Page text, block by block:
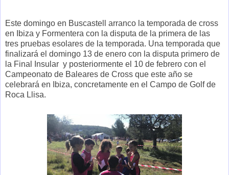
Este domingo en Buscastell arranco la temporada de cross
en Ibiza y Formentera con la disputa de la primera de las
tres pruebas esolares de la temporada. Una temporada que
finalizará el domingo 13 de enero con la disputa primero de
la Final Insular y posteriormente el 10 de febrero con el
Campeonato de Baleares de Cross que este año se
celebrará en Ibiza, concretamente en el Campo de Golf de
Roca Llisa.